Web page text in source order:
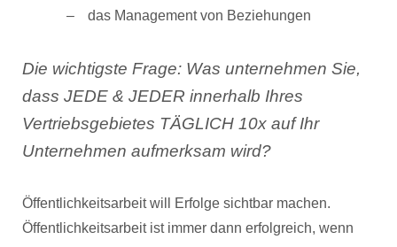
das Management von Beziehungen
Die wichtigste Frage: Was unternehmen Sie,
dass JEDE & JEDER innerhalb Ihres
Vertriebsgebietes TÄGLICH 10x auf Ihr
Unternehmen aufmerksam wird?
Öffentlichkeitsarbeit will Erfolge sichtbar machen.
Öffentlichkeitsarbeit ist immer dann erfolgreich, wenn